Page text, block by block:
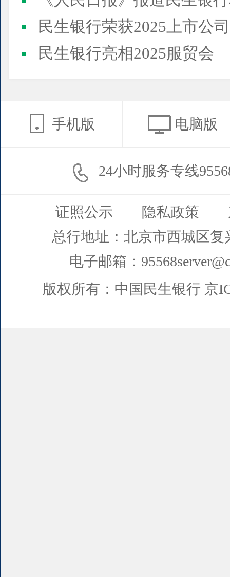
民生银行荣获2025上市公司董事会最佳实践案例、上市公
民生银行亮相2025服贸会
手机版 电脑版
24小时服务专线
证照公示 隐私政策
总行地址：北京市西城区复
电子邮箱：
版权所有：中国民生银行 京